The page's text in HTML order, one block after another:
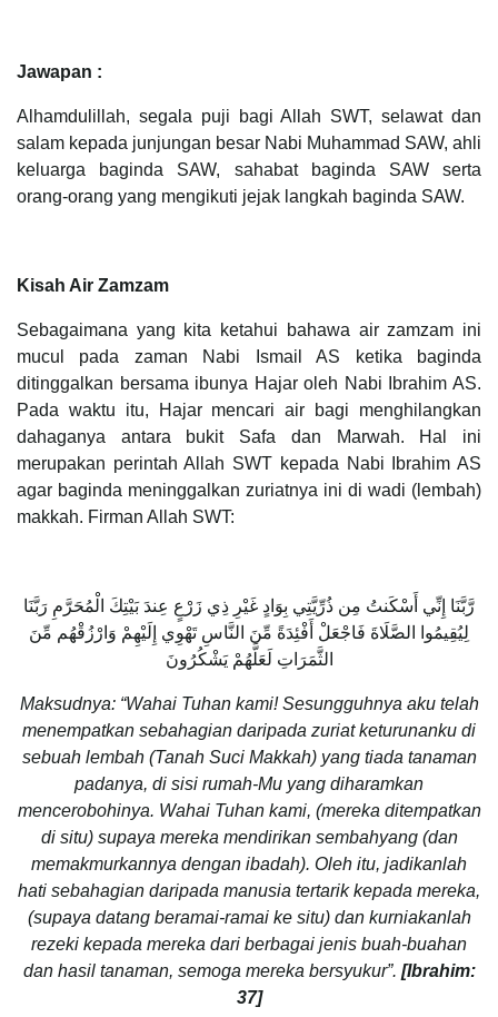
Jawapan :
Alhamdulillah, segala puji bagi Allah SWT, selawat dan
salam kepada junjungan besar Nabi Muhammad SAW, ahli
keluarga baginda SAW, sahabat baginda SAW serta
orang-orang yang mengikuti jejak langkah baginda SAW.
Kisah Air Zamzam
Sebagaimana yang kita ketahui bahawa air zamzam ini
mucul pada zaman Nabi Ismail AS ketika baginda
ditinggalkan bersama ibunya Hajar oleh Nabi Ibrahim AS.
Pada waktu itu, Hajar mencari air bagi menghilangkan
dahaganya antara bukit Safa dan Marwah. Hal ini
merupakan perintah Allah SWT kepada Nabi Ibrahim AS
agar baginda meninggalkan zuriatnya ini di wadi (lembah)
makkah. Firman Allah SWT:
رَّبَّنَا إِنِّي أَسْكَنتُ مِن ذُرِّيَّتِي بِوَادٍ غَيْرِ ذِي زَرْعٍ عِندَ بَيْتِكَ الْمُحَرَّمِ رَبَّنَا
لِيُقِيمُوا الصَّلَاةَ فَاجْعَلْ أَفْئِدَةً مِّنَ النَّاسِ تَهْوِي إِلَيْهِمْ وَارْزُقْهُم مِّنَ
الثَّمَرَاتِ لَعَلَّهُمْ يَشْكُرُونَ
Maksudnya: “Wahai Tuhan kami! Sesungguhnya aku telah
menempatkan sebahagian daripada zuriat keturunanku di
sebuah lembah (Tanah Suci Makkah) yang tiada tanaman
padanya, di sisi rumah-Mu yang diharamkan
mencerobohinya. Wahai Tuhan kami, (mereka ditempatkan
di situ) supaya mereka mendirikan sembahyang (dan
memakmurkannya dengan ibadah). Oleh itu, jadikanlah
hati sebahagian daripada manusia tertarik kepada mereka,
(supaya datang beramai-ramai ke situ) dan kurniakanlah
rezeki kepada mereka dari berbagai jenis buah-buahan
dan hasil tanaman, semoga mereka bersyukur”. [Ibrahim:
37]